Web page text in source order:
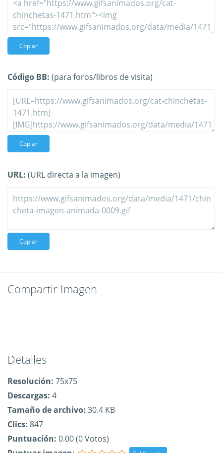
Copiar
Código BB: (para foros/libros de visita)
Copiar
URL: (URL directa a la imagen)
Copiar
Compartir Imagen
Detalles
Resolución: 75x75
Descargas: 4
Tamaño de archivo: 30.4 KB
Clics: 847
Puntuación: 0.00 (0 Votos)